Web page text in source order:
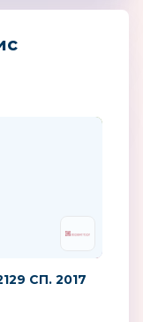
СП. 2017